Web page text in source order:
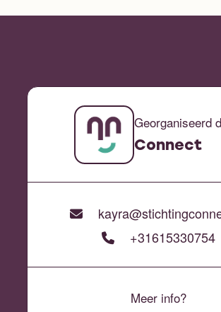
Georganiseerd
Connect
+31615330754
Meer info?